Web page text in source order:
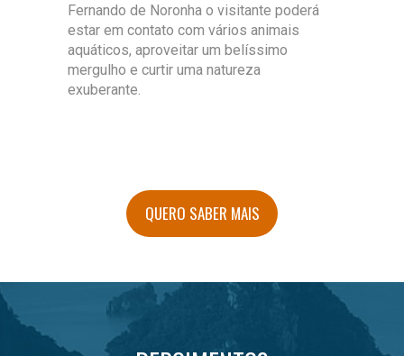
Fernando de Noronha o visitante poderá
estar em contato com vários animais
aquáticos, aproveitar um belíssimo
mergulho e curtir uma natureza
exuberante.
QUERO SABER MAIS